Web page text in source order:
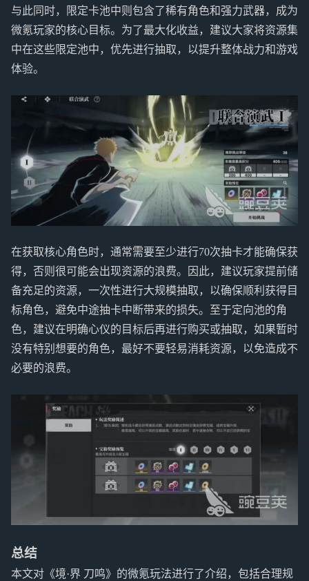
与此同时，限定卡池中则包含了稀有角色和强力武器，成为
微氪玩家的核心目标。为了最大化收益，建议大家将资源集
中在这些限定池中，优先进行抽取，以提升整体战力和游戏
体验。
在获取核心角色时，通常需要至少进行70次抽卡才能确保获
得，否则很可能会出现资源的浪费。因此，建议玩家提前储
备充足的资源，一次性进行大规模抽取，以确保顺利获得目
标角色，避免中途抽卡中断带来的损失。至于定向池的角
色，建议在明确心仪的目标后再进行购买或抽取，如果暂时
没有特别想要的角色，最好不要轻易消耗资源，以免造成不
必要的浪费。
总结
本文对《境·界 刀鸣》的微氪玩法进行了介绍，包括合理规